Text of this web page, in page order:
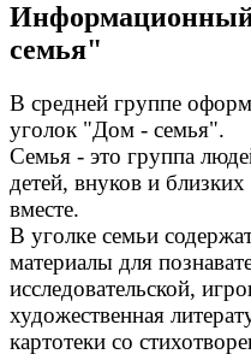
семья"
В средней группе
уголок "Дом - семья".
Семья - это группа
детей, внуков и
вместе.
В уголке семьи
материалы для
исследовательской,
художественная
картотеки со